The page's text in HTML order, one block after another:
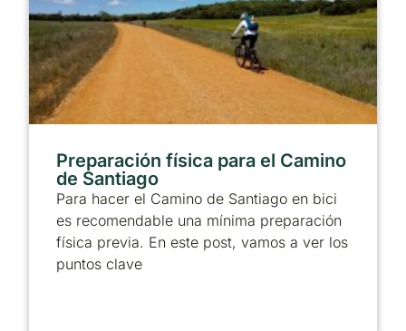
Preparación física para el Camino
de Santiago
Para hacer el Camino de Santiago en bici
es recomendable una mínima preparación
física previa. En este post, vamos a ver los
puntos clave